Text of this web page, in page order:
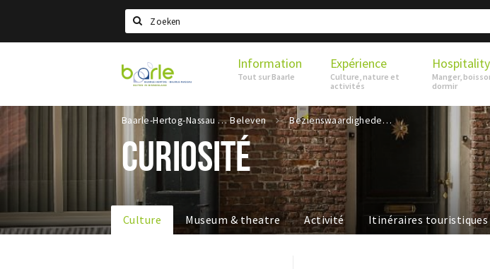
Search
Visit
Baarle
Information
Tout sur Baarle
Expérience
Culture, nature et
activités
Hospitality
Manger,
dormir
Baarle-Hertog-Nassau Beleven Bezienswaardigheden
CURIOSITÉ
Culture Museum & theatre Activité Itinéraires touristiques